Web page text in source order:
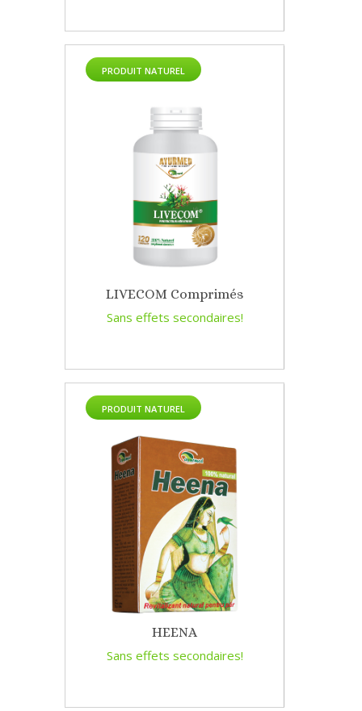
PRODUIT NATUREL
LIVECOM Comprimés
Sans effets secondaires!
PRODUIT NATUREL
HEENA
Sans effets secondaires!